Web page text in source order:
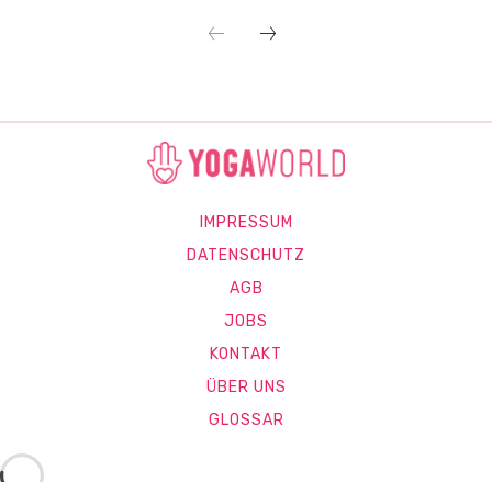
IMPRESSUM
DATENSCHUTZ
AGB
JOBS
KONTAKT
ÜBER UNS
GLOSSAR